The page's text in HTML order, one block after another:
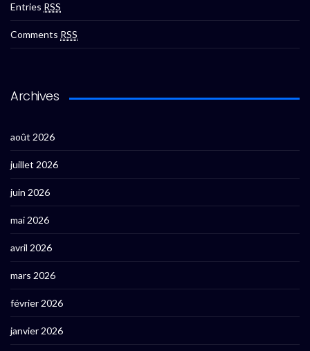
Entries RSS
Comments RSS
Archives
août 2026
juillet 2026
juin 2026
mai 2026
avril 2026
mars 2026
février 2026
janvier 2026